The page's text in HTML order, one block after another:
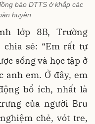
bào DTTS ở khắp các
huyện
lớp 8B, Trường
chia sẻ: “Em rất tự
sống và học tập ở
anh em. Ở đây, em
bổ ích, nhất là
của người Bru
chẻ, vót tre,